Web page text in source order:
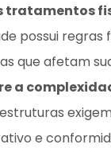
tratamentos
possui regras
que afetam
a
e